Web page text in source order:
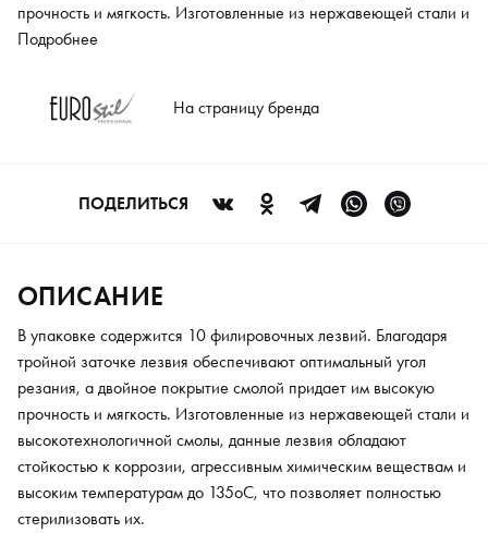
прочность и мягкость. Изготовленные из нержавеющей стали и
высокотехнологичной смолы, данные лезвия обладают
высоким температурам до 135oC, что позволяет полностью
стерилизовать их.
Подробнее
На страницу бренда
ПОДЕЛИТЬСЯ
ОПИСАНИЕ
В упаковке содержится 10 филировочных лезвий. Благодаря
тройной заточке лезвия обеспечивают оптимальный угол
резания, а двойное покрытие смолой придает им высокую
прочность и мягкость. Изготовленные из нержавеющей стали и
высокотехнологичной смолы, данные лезвия обладают
стойкостью к коррозии, агрессивным химическим веществам и
высоким температурам до 135oC, что позволяет полностью
стерилизовать их.